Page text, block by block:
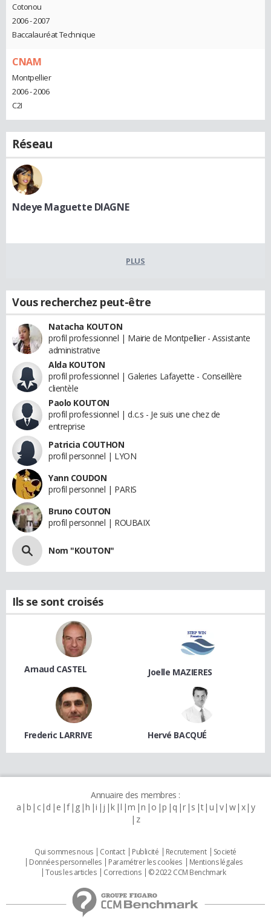
Cotonou
2006 - 2007
Baccalauréat Technique
CNAM
Montpellier
2006 - 2006
C2I
Réseau
Ndeye Maguette DIAGNE
PLUS
Vous recherchez peut-être
Natacha KOUTON
profil professionnel | Mairie de Montpellier - Assistante
administrative
Alda KOUTON
profil professionnel | Galeries Lafayette - Conseillère
clientèle
Paolo KOUTON
profil professionnel | d.c.s - Je suis une chez de
entreprise
Patricia COUTHON
profil personnel | LYON
Yann COUDON
profil personnel | PARIS
Bruno COUTON
profil personnel | ROUBAIX
Nom "KOUTON"
Ils se sont croisés
Arnaud CASTEL Joelle MAZIERES
Frederic LARRIVE Hervé BACQUÉ
Annuaire des membres :
a b c d e f g h i j k l m n o p q r s t u v w x y
z
Qui sommes nous Contact Publicité Recrutement
Societé
Données personnelles
Paramétrer les cookies
Mentions légales
Tous les articles
Corrections © 2022 CCM Benchmark